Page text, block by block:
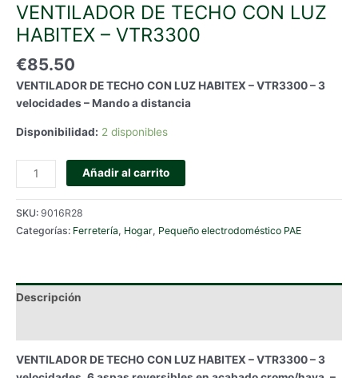
VENTILADOR DE TECHO CON LUZ
HABITEX – VTR3300
€85.50
VENTILADOR DE TECHO CON LUZ HABITEX – VTR3300 – 3
velocidades – Mando a distancia
Disponibilidad: 2 disponibles
VENTILADOR
DE
TECHO
CON
LUZ
VTR3300
Añadir al carrito
SKU: 9016R28
Categorías: Ferretería, Hogar, Pequeño electrodoméstico PAE
Descripción
VENTILADOR DE TECHO CON LUZ HABITEX – VTR3300 – 3